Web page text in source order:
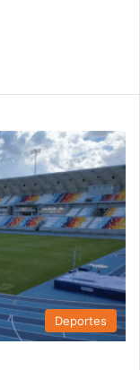
Deportes